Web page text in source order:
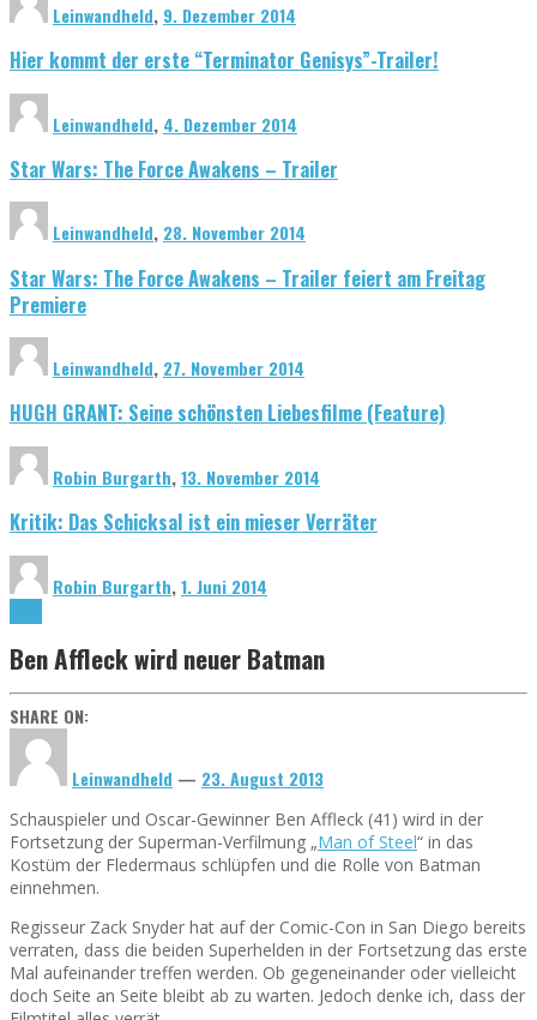
Leinwandheld, 9. Dezember 2014
Hier kommt der erste “Terminator Genisys”-Trailer!
Leinwandheld, 4. Dezember 2014
Star Wars: The Force Awakens – Trailer
Leinwandheld, 28. November 2014
Star Wars: The Force Awakens – Trailer feiert am Freitag
Premiere
Leinwandheld, 27. November 2014
HUGH GRANT: Seine schönsten Liebesfilme (Feature)
Robin Burgarth,13. November 2014
Kritik: Das Schicksal ist ein mieser Verräter
Robin Burgarth,1. Juni 2014
Ben Affleck wird neuer Batman
SHARE ON:
Leinwandheld — 23. August 2013
Schauspieler und Oscar-Gewinner Ben Affleck (41) wird in der
Fortsetzung der Superman-Verfilmung „Man of Steel“ in das
Kostüm der Fledermaus schlüpfen und die Rolle von Batman
einnehmen.
Regisseur Zack Snyder hat auf der Comic-Con in San Diego bereits
verraten, dass die beiden Superhelden in der Fortsetzung das erste
Mal aufeinander treffen werden. Ob gegeneinander oder vielleicht
doch Seite an Seite bleibt ab zu warten. Jedoch denke ich, dass der